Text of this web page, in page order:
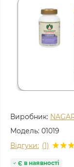
Виробник:
Модель: 01019
Відгуки: (1)
Є в наявності